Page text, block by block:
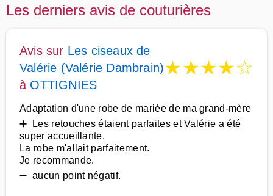
Les derniers avis de couturières
Avis sur Les ciseaux de
Valérie (Valérie Dambrain)
à OTTIGNIES
★★★★☆
Adaptation d'une robe de mariée de ma grand-mère
➕ Les retouches étaient parfaites et Valérie a été
super accueillante.
La robe m'allait parfaitement.
Je recommande.
➖ aucun point négatif.